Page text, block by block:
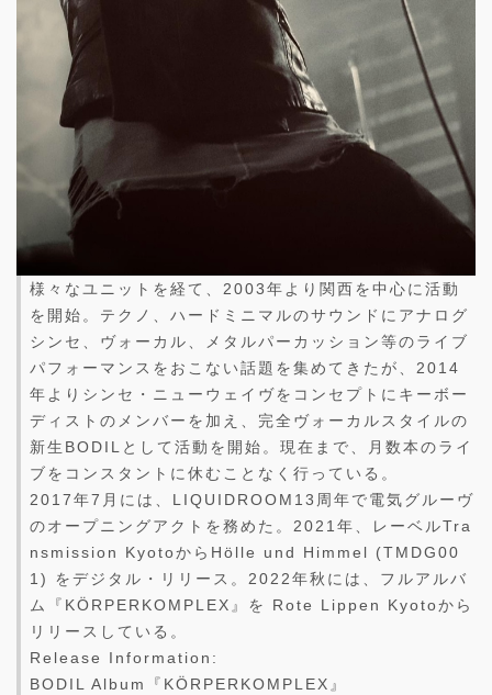
様々なユニットを経て、2003年より関西を中心に活動
を開始。テクノ、ハードミニマルのサウンドにアナログ
シンセ、ヴォーカル、メタルパーカッション等のライブ
パフォーマンスをおこない話題を集めてきたが、2014
年よりシンセ・ニューウェイヴをコンセプトにキーボー
ディストのメンバーを加え、完全ヴォーカルスタイルの
新生BODILとして活動を開始。現在まで、月数本のライ
ブをコンスタントに休むことなく行っている。
2017年7月には、LIQUIDROOM13周年で電気グルーヴ
のオープニングアクトを務めた。2021年、レーベルTra
nsmission KyotoからHölle und Himmel (TMDG00
1) をデジタル・リリース。2022年秋には、フルアルバ
ム『KÖRPERKOMPLEX』を Rote Lippen Kyotoから
リリースしている。
Release Information:
BODIL Album『KÖRPERKOMPLEX』